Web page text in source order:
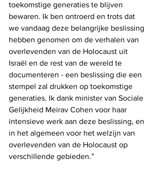
toekomstige generaties te blijven
bewaren. Ik ben ontroerd en trots dat
we vandaag deze belangrijke beslissing
hebben genomen om de verhalen van
overlevenden van de Holocaust uit
Israël en de rest van de wereld te
documenteren - een beslissing die een
stempel zal drukken op toekomstige
generaties. Ik dank minister van Sociale
Gelijkheid Meirav Cohen voor haar
intensieve werk aan deze beslissing, en
in het algemeen voor het welzijn van
overlevenden van de Holocaust op
verschillende gebieden.”